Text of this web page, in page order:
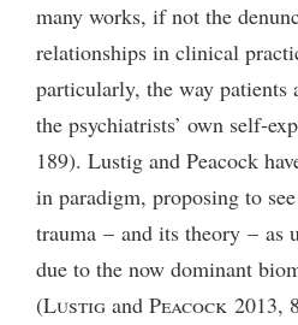
many works, if not the
relationships in clinical
particularly, the way patients
the psychiatrists’ own self-
189). Lustig and Peacock
in paradigm, proposing to
trauma – and its theory – as
due to the now dominant
(Lustig and Peacock 2013,